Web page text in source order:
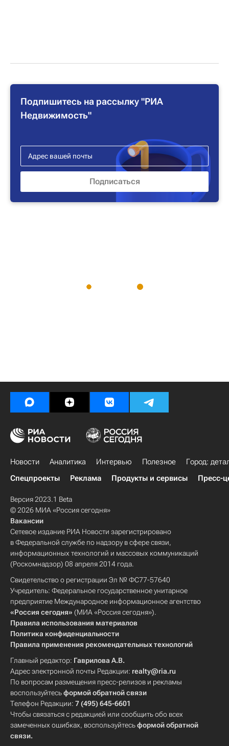
Подпишитесь на рассылку "РИА
Недвижимость"
Новости Аналитика Интервью Полезное
Город:
Спецпроекты
Реклама Продукты и сервисы Пресс-
Версия 2023.1 Beta
© 2026 МИА «Россия сегодня»
Вакансии
Сетевое издание РИА Новости зарегистрировано
в Федеральной службе по надзору в сфере связи,
информационных технологий и массовых коммуникаций
(Роскомнадзор) 08 апреля 2014 года.
Свидетельство о регистрации Эл № ФС77-57640
Учредитель: Федеральное государственное унитарное
предприятие Международное информационное агентство
«Россия сегодня» (МИА «Россия сегодня»).
Правила использования материалов
Политика конфиденциальности
Правила применения рекомендательных технологий
Главный редактор: Гаврилова А.В.
Адрес электронной почты Редакции: realty@ria.ru
По вопросам размещения пресс-релизов и рекламы
воспользуйтесьформой обратной связи
Телефон Редакции: 7 (495) 645-6601
Чтобы связаться с редакцией или сообщить обо всех
замеченных ошибках, воспользуйтесьформой обратной
связи.